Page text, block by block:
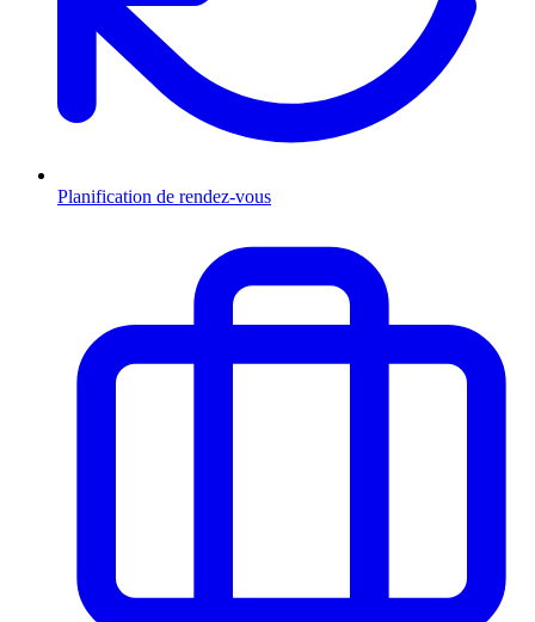
Planification de rendez-vous